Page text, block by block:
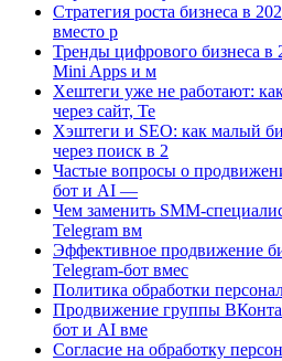
Стратегия роста бизнеса в
вместо р
Тренды цифрового бизнеса в
Mini Apps и м
Хештеги уже не работают:
через сайт, Te
Хэштеги и SEO: как малый
через поиск в 2
Частые вопросы о
бот и AI —
Чем заменить SMM-
Telegram вм
Эффективное продвижение
Telegram-бот вмес
Политика обработки
Продвижение группы
бот и AI вме
Согласие на обработку